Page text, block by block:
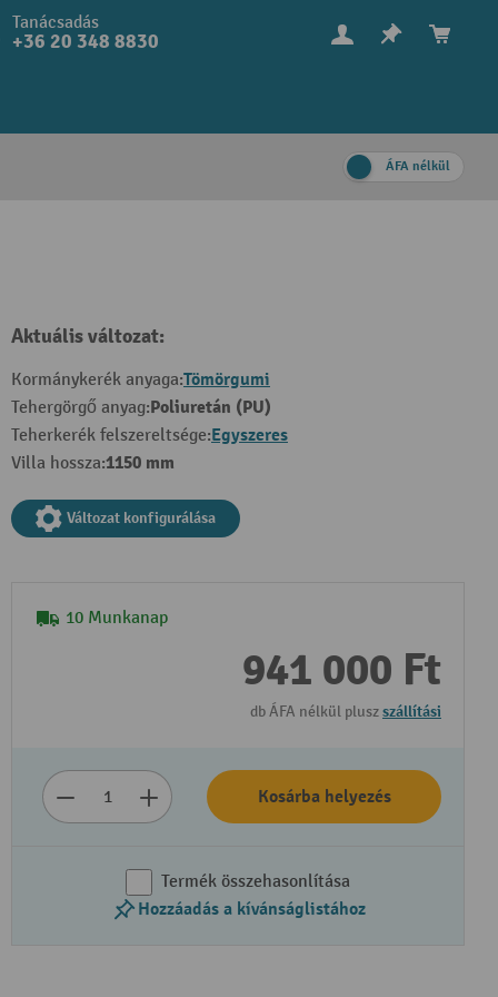
Tanácsadás
+36 20 348 8830
ÁFA nélkül
Aktuális változat:
Kormánykerék anyaga:Tömörgumi
Tehergörgő anyag:Poliuretán (PU)
Teherkerék felszereltsége:Egyszeres
Villa hossza:1150 mm
Változat konfigurálása
10 Munkanap
941 000 Ft
db ÁFA nélkül pluszszállítási
Kosárba helyezés
Termék összehasonlítása
Hozzáadás a kívánságlistához